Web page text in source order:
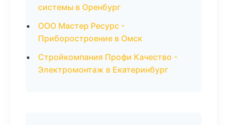
системы в Оренбург
ООО Мастер Ресурс -
Приборостроение в Омск
Стройкомпания Профи Качество -
Электромонтаж в Екатеринбург